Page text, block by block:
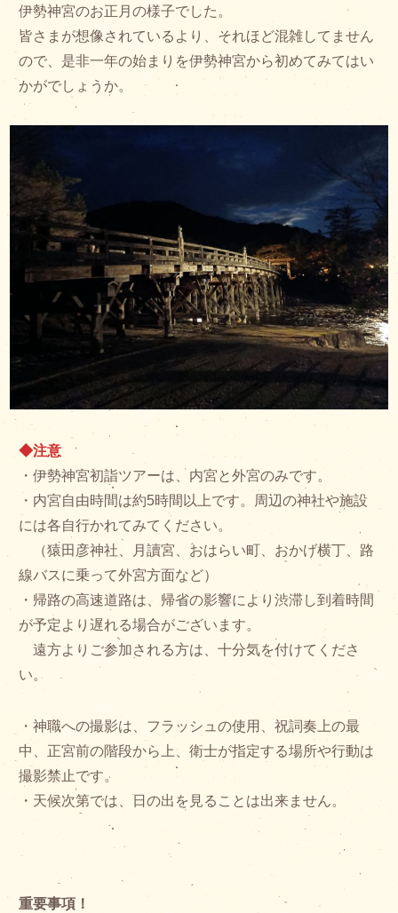
伊勢神宮のお正月の様子でした。
皆さまが想像されているより、それほど混雑してません
ので、是非一年の始まりを伊勢神宮から初めてみてはい
かがでしょうか。
◆注意
・伊勢神宮初詣ツアーは、内宮と外宮のみです。
・内宮自由時間は約5時間以上です。周辺の神社や施設
には各自行かれてみてください。
（猿田彦神社、月讀宮、おはらい町、おかげ横丁、路
線バスに乗って外宮方面など）
・帰路の高速道路は、帰省の影響により渋滞し到着時間
が予定より遅れる場合がございます。
遠方よりご参加される方は、十分気を付けてくださ
い。
・神職への撮影は、フラッシュの使用、祝詞奏上の最
中、正宮前の階段から上、衛士が指定する場所や行動は
撮影禁止です。
・天候次第では、日の出を見ることは出来ません。
重要事項！